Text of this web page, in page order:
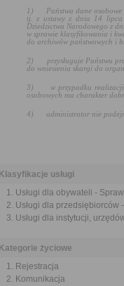
1) Państwa dane
tj. z ustawy z dnia 14 lipca
Dziedzictwa Narodowego z
w sprawie klasyfikowania i
do archiwów państwowych i
2)
przysługuje Państwu
do wniesienia skargi do
3) w przypadku
osobowych ma charakter
4) administrator nie
Klasyfikacje usługi
Usługi dla obywateli -
Usługi dla
Usługi dla instytucji,
Kategorie życiowe
Rejestracja
Komunikacja